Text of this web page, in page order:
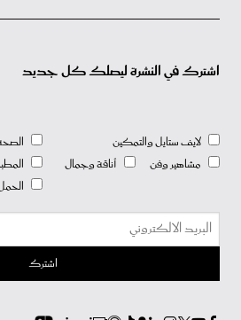
اشترك في النشرة ليصلك كل جديد
لايف ستايل والتمكين
مشاهير وفن
أناقة وجمال